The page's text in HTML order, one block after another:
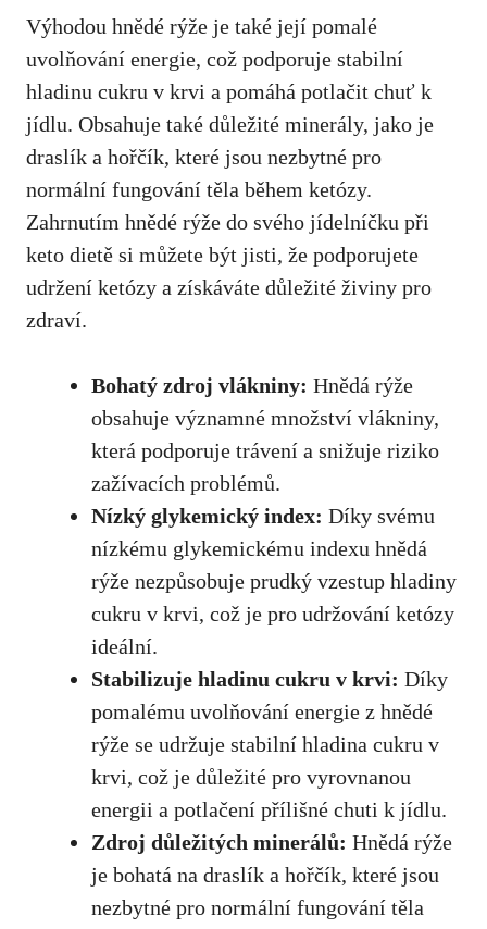
Výhodou hnědé rýže je také její pomalé
uvolňování energie, což⁣ podporuje stabilní‌
hladinu cukru v⁣ krvi a pomáhá potlačit chuť k
jídlu. Obsahuje také důležité minerály, jako ⁣je
‍draslík a hořčík, které jsou nezbytné pro
normální fungování ⁣těla během ketózy.‌
Zahrnutím hnědé rýže do svého jídelníčku při
keto dietě si můžete⁢ být⁣ jisti, že podporujete
udržení ketózy a ⁢získáváte důležité živiny pro
zdraví.
Bohatý ‌zdroj ⁣vlákniny: Hnědá rýže
obsahuje významné množství vlákniny,
která podporuje trávení a snižuje riziko
zažívacích problémů.
Nízký glykemický index: Díky svému
nízkému glykemickému indexu hnědá
rýže nezpůsobuje​ prudký vzestup hladiny
cukru v krvi, což ⁣je pro udržování ketózy
ideální.
Stabilizuje hladinu cukru v krvi: Díky
pomalému⁢ uvolňování energie z‌ hnědé
rýže se udržuje‌ stabilní ⁣hladina cukru v⁢
krvi, což je důležité pro vyrovnanou
energii a potlačení přílišné ​chuti ⁣k jídlu.
Zdroj důležitých minerálů: Hnědá rýže
‌je bohatá na draslík⁤ a hořčík, které jsou
nezbytné pro normální fungování těla